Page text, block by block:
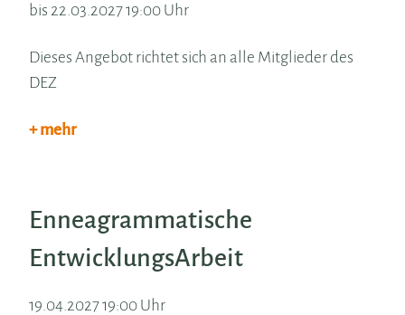
bis 22.03.2027 19:00 Uhr
Dieses Angebot richtet sich an alle Mitglieder des
DEZ
+ mehr
Enneagrammatische
EntwicklungsArbeit
19.04.2027 19:00 Uhr